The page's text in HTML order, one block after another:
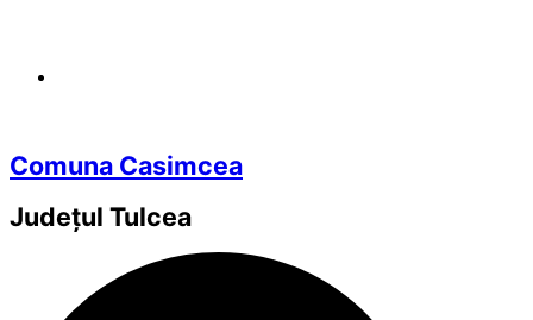
Comuna Casimcea
Județul Tulcea